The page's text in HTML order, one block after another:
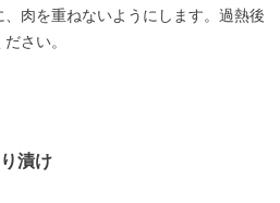
肉を重ねないようにします。過熱後
さい。
漬け